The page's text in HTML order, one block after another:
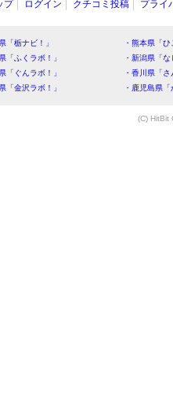
プ ログイン クチコミ投稿 プライ
「栃ナビ！」
・熊本県「
「ふくラボ！」
・新潟県「
「ぐんラボ！」
・香川県「
「金沢ラボ！」
・鹿児島県
(C) HitBit